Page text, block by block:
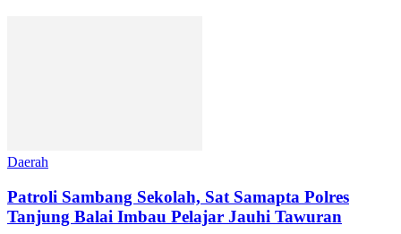
Daerah
Patroli Sambang Sekolah, Sat Samapta Polres
Tanjung Balai Imbau Pelajar Jauhi Tawuran